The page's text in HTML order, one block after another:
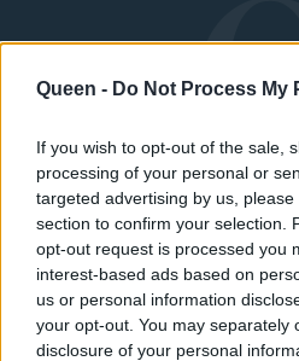
Queen - Do Not Process My
If you wish to opt-out of the sale,
processing of your personal or
targeted advertising by us,
section to confirm your selection.
opt-out request is processed you
interest-based ads based on
us or personal information
your opt-out. You may separately
disclosure of your personal
ΜΟΔΑ